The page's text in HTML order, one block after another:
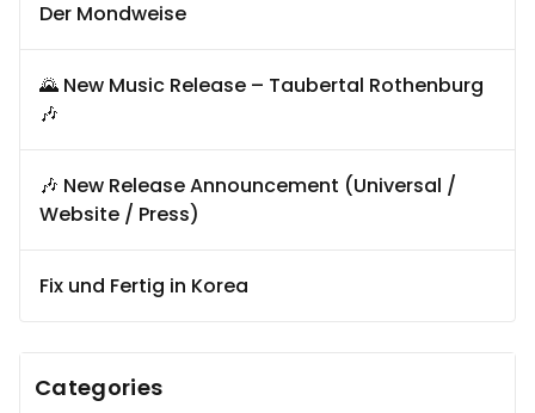
Der Mondweise
🌄 New Music Release – Taubertal Rothenburg
🎶
🎶 New Release Announcement (Universal /
Website / Press)
Fix und Fertig in Korea
Categories